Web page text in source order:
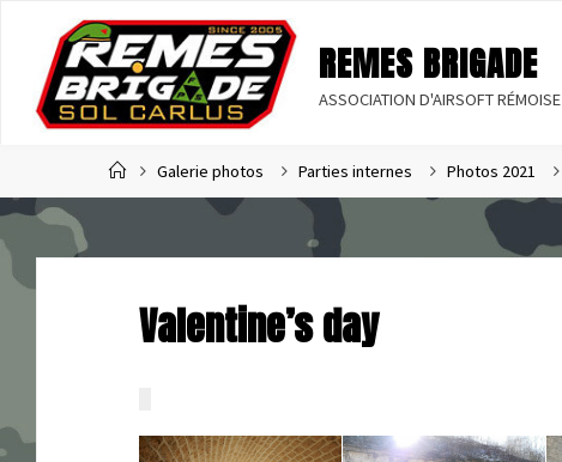
REMES BRIGADE
ASSOCIATION D'AIRSOFT RÉMOISE
HomeGalerie photos Parties internes Photos 2021
Valentine’s day